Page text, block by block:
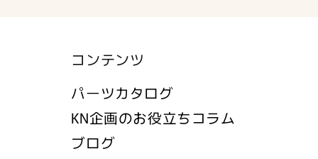
コンテンツ
パーツカタログ
KN企画のお役立ちコラム
ブログ